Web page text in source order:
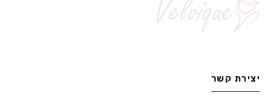
יצירת קשר